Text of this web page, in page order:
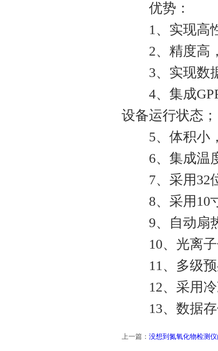
优势：
1、实现高性
2、精度高，
3、实现数据
4、集成
设备运行状态；
5、体积小，
6、集成温度
7、采用32位
8、采用10
9、自动扇
10、光离子
11、多级预
12、采用冷
13、数据存
上一篇： 没想到氮氧化物检测